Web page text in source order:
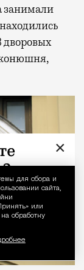
для сбора и
сайта,
или
обработку
занимали
дворовых
×